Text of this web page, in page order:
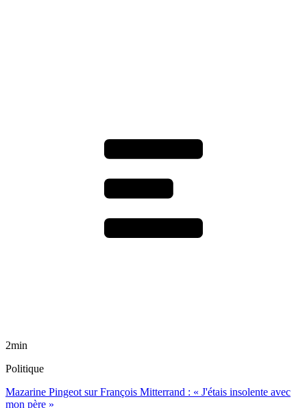
2min
Politique
Mazarine Pingeot sur François Mitterrand : « J'étais insolente avec
mon père »